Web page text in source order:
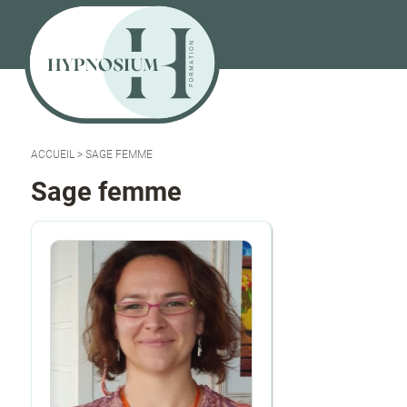
ACCUEIL > SAGE FEMME
Sage femme